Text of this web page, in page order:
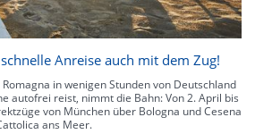
Anreise auch mit dem Zug!
in wenigen Stunden von Deutschland
autofrei reist, nimmt die Bahn: Von 2. April bis
von München über Bologna und Cesena
ans Meer.